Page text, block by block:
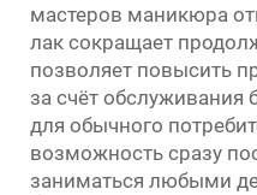
мастеров маникюра
лак сокращает
позволяет повысить
за счёт обслуживания
для обычного
возможность сразу
заниматься любыми